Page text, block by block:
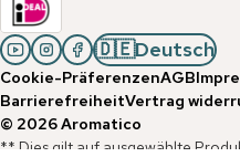
🇩🇪Deutsch
Cookie-PräferenzenAGB
BarrierefreiheitVertrag
© 2026Aromatico
** Dies gilt auf ausgewählte